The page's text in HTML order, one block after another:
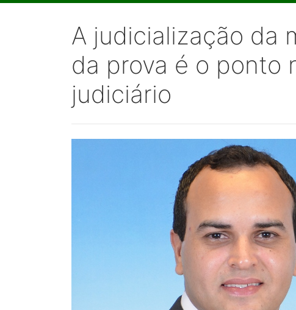
A judicialização da
da prova é o ponto
judiciário